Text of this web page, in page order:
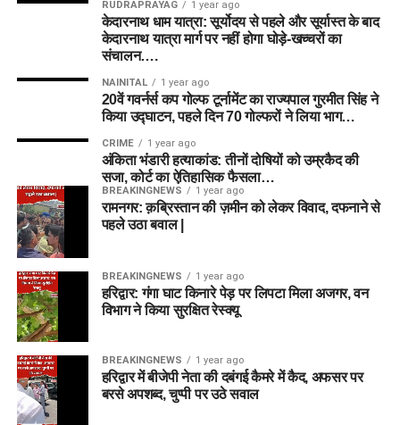
RUDRAPRAYAG 1 year ago
केदारनाथ धाम यात्रा: सूर्योदय से पहले और सूर्यास्त के बाद
केदारनाथ यात्रा मार्ग पर नहीं होगा घोड़े-खच्चरों का
संचालन….
NAINITAL 1 year ago
20वें गवर्नर्स कप गोल्फ टूर्नामेंट का राज्यपाल गुरमीत सिंह ने
किया उद्घाटन, पहले दिन 70 गोल्फरों ने लिया भाग…
CRIME 1 year ago
अंकिता भंडारी हत्याकांड: तीनों दोषियों को उम्रकैद की
सजा, कोर्ट का ऐतिहासिक फैसला…
BREAKINGNEWS 1 year ago
रामनगर: क़ब्रिस्तान की ज़मीन को लेकर विवाद, दफनाने से
पहले उठा बवाल |
BREAKINGNEWS 1 year ago
हरिद्वार: गंगा घाट किनारे पेड़ पर लिपटा मिला अजगर, वन
विभाग ने किया सुरक्षित रेस्क्यू
BREAKINGNEWS 1 year ago
हरिद्वार में बीजेपी नेता की दबंगई कैमरे में कैद, अफसर पर
बरसे अपशब्द, चुप्पी पर उठे सवाल